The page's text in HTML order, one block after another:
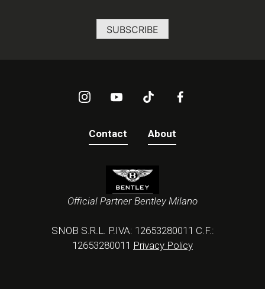
Contact About
Official Partner Bentley Milano
SNOB S.R.L. P.IVA: 12653280011 C.F.:
12653280011 Privacy Policy